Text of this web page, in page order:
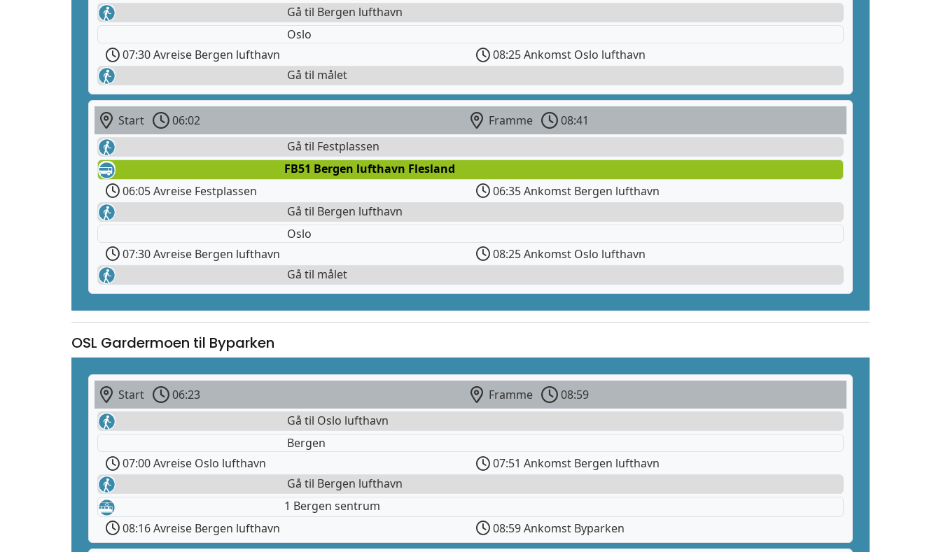
Gå til Bergen lufthavn
Oslo
07:30 Avreise Bergen lufthavn
08:25 Ankomst Oslo lufthavn
Gå til målet
Start 06:02 Framme
08:41
Gå til Festplassen
FB51 Bergen lufthavn Flesland
06:05 Avreise Festplassen
06:35 Ankomst Bergen lufthavn
Gå til Bergen lufthavn
Oslo
07:30 Avreise Bergen lufthavn
08:25 Ankomst Oslo lufthavn
Gå til målet
OSL Gardermoen til Byparken
Start 06:23 Framme
08:59
Gå til Oslo lufthavn
Bergen
07:00 Avreise Oslo lufthavn
07:51 Ankomst Bergen lufthavn
Gå til Bergen lufthavn
1 Bergen sentrum
08:16 Avreise Bergen lufthavn
08:59 Ankomst Byparken